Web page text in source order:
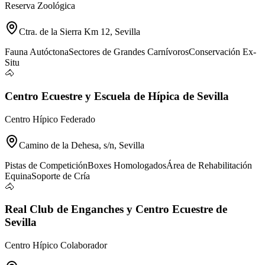
Reserva Zoológica
Ctra. de la Sierra Km 12, Sevilla
Fauna AutóctonaSectores de Grandes CarnívorosConservación Ex-
Situ
🐴
Centro Ecuestre y Escuela de Hípica de Sevilla
Centro Hípico Federado
Camino de la Dehesa, s/n, Sevilla
Pistas de CompeticiónBoxes HomologadosÁrea de Rehabilitación
EquinaSoporte de Cría
🐴
Real Club de Enganches y Centro Ecuestre de
Sevilla
Centro Hípico Colaborador